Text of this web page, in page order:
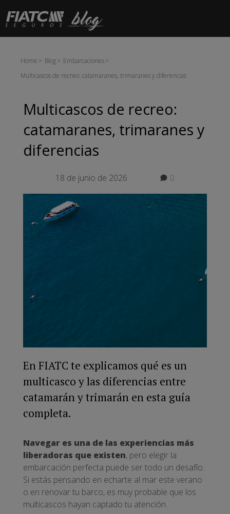
Saltar al contenido principal
Home Blog
Embarcaciones
Multicascos de recreo: catamaranes, trimaranes y diferencias
Multicascos de recreo:
catamaranes, trimaranes y
diferencias
18 de junio de 2026 0
En FIATC te explicamos qué es un
multicasco y las diferencias entre
catamarán y trimarán en esta guía
completa.
Navegar es una de las experiencias más
liberadoras que existen, pero elegir la
embarcación perfecta puede ser todo un desafío.
Si estás pensando en echarte al mar este verano
o en renovar tu barco, es muy probable que los
multicascos hayan captado tu atención.